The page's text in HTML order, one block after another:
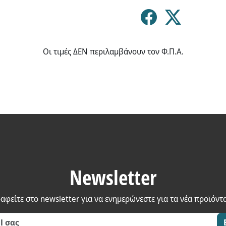
Οι τιμές ΔΕΝ περιλαμβάνουν τον Φ.Π.Α.
Newsletter
στο newsletter για να ενημερώνεστε για τα νέα